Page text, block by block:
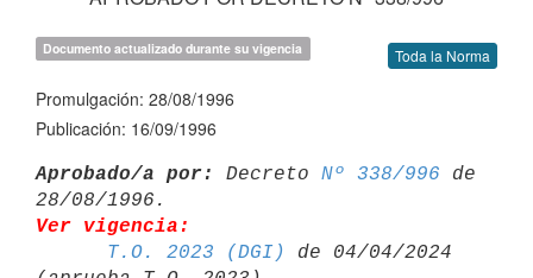
Documento actualizado durante su vigencia Toda la Norma
Promulgación: 28/08/1996
Publicación: 16/09/1996
Aprobado/a por: Decreto Nº 338/996 de
Ver vigencia:
T.O. 2023 (DGI)
de 04/04/2024